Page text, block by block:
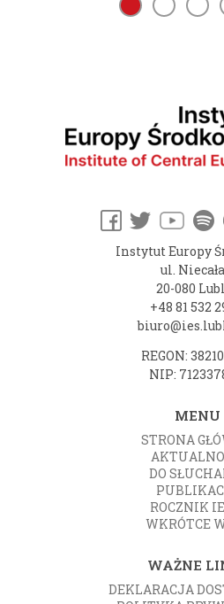
Instytut Europy
ul.
20-080
+48 81 532
REGON:
NIP:
MENU
STRONA
DO
ROCZNIK
WKRÓTCE
WAŻNE
DEKLARACJA